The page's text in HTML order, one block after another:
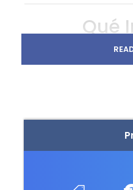
Qué
8 noches de
Visita al Glaciar
Recorrido por el